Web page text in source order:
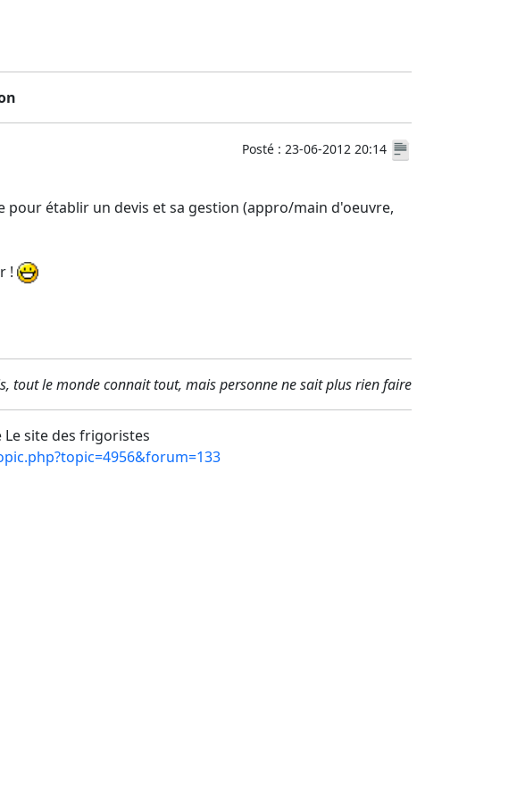
Posté : 23-06-2012 20:14
établir un devis et sa gestion (appro/main d'oeuvre,
!
tout le monde connait tout, mais personne ne sait plus rien faire
site des frigoristes